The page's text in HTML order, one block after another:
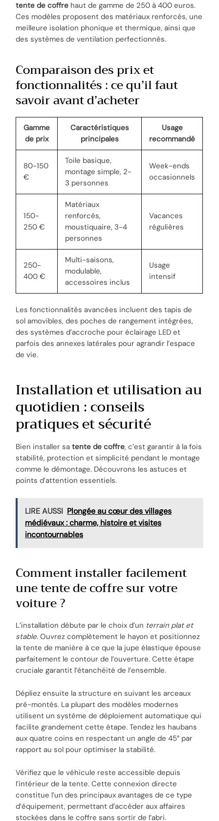
tente de coffre haut de gamme de 250 à 400 euros.
Ces modèles proposent des matériaux renforcés, une
meilleure isolation phonique et thermique, ainsi que
des systèmes de ventilation perfectionnés.
Comparaison des prix et
fonctionnalités : ce qu’il faut
savoir avant d’acheter
Gamme
de prix
Caractéristiques
principales
Usage
recommandé
80-150
€
Toile basique,
montage simple, 2-
3 personnes
Week-ends
occasionnels
150-
250 €
Matériaux
renforcés,
moustiquaire, 3-4
personnes
Vacances
régulières
250-
400 €
Multi-saisons,
modulable,
accessoires inclus
Usage
intensif
Les fonctionnalités avancées incluent des tapis de
sol amovibles, des poches de rangement intégrées,
des systèmes d’accroche pour éclairage LED et
parfois des annexes latérales pour agrandir l’espace
de vie.
Installation et utilisation au
quotidien : conseils
pratiques et sécurité
Bien installer satente de coffre, c’est garantir à la fois
stabilité, protection et simplicité pendant le montage
comme le démontage. Découvrons les astuces et
points d’attention essentiels.
LIRE AUSSI Plongée au cœur des villages
médiévaux : charme, histoire et visites
incontournables
Comment installer facilement
une tente de coffre sur votre
voiture ?
L’installation débute par le choix d’un terrain plat et
stable. Ouvrez complètement le hayon et positionnez
la tente de manière à ce que la jupe élastique épouse
parfaitement le contour de l’ouverture. Cette étape
cruciale garantit l’étanchéité de l’ensemble.
Dépliez ensuite la structure en suivant les arceaux
pré-montés. La plupart des modèles modernes
utilisent un système de déploiement automatique qui
facilite grandement cette étape. Tendez les haubans
aux quatre coins en respectant un angle de 45° par
rapport au sol pour optimiser la stabilité.
Vérifiez que le véhicule reste accessible depuis
l’intérieur de la tente. Cette connexion directe
constitue l’un des principaux avantages de ce type
d’équipement, permettant d’accéder aux affaires
stockées dans le coffre sans sortir de l’abri.